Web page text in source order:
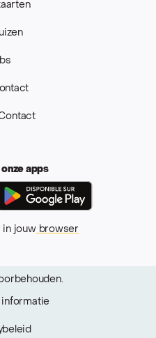
apps
Store
in jouwbrowser